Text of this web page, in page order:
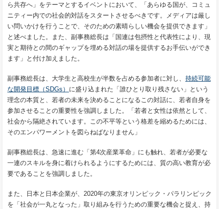
ら共存へ」をテーマとするイベントにおいて、「あらゆる国が、コミュ
ニティー内での社会的対話をスタートさせるべきです。メディアは厳し
い問いかけを行うことで、そのための素晴らしい機会を提供できます」
と述べました。また、副事務総長は「国連は包摂性と代表性により、現
実と期待との間のギャップを埋める対話の場を提供するお手伝いができ
ます」と付け加えました。
副事務総長は、大学生と高校生が半数を占める参加者に対し、 持続可能
な開発目標（SDGs） に盛り込まれた「誰ひとり取り残さない」という
理念の本質と、若者の未来を決めることになるこの対話に、若者自身を
参加させることの重要性を強調しました。「若者と女性は依然として、
社会から隔絶されています。この不平等という格差を縮めるためには、
そのエンパワーメントを図らねばなりません」
副事務総長は、急速に進む「第4次産業革命」にも触れ、若者が必要な
一連のスキルを身に着けられるようにするためには、質の高い教育が必
要であることを強調しました。
また、日本と日本企業が、2020年の東京オリンピック・パラリンピック
を「社会が一丸となった」取り組みを行うための重要な機会と捉え、持